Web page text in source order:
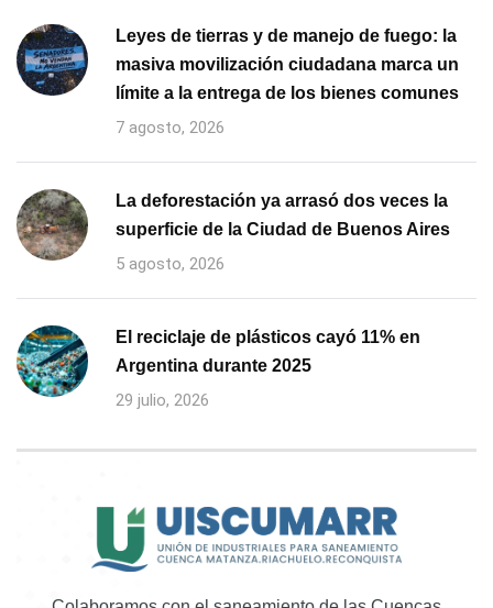
Leyes de tierras y de manejo de fuego: la
masiva movilización ciudadana marca un
límite a la entrega de los bienes comunes
7 agosto, 2026
La deforestación ya arrasó dos veces la
superficie de la Ciudad de Buenos Aires
5 agosto, 2026
El reciclaje de plásticos cayó 11% en
Argentina durante 2025
29 julio, 2026